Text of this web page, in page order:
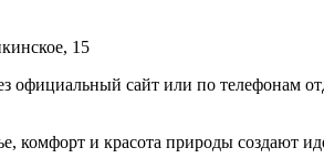
15
официальный сайт или по телефонам
комфорт и красота природы создают